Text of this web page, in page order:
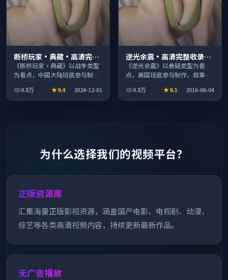
断桥玩家·典藏·高清完整
收录适合周末一口气刷完
《断桥玩家·典藏》以战争类型
为看点，中国大陆班底参与制
休闲时段观看。
9.8万 9.4 2024-12-01
逆光余震·高清完整收录适
合周末一口气刷完
《逆光余震》以悬疑类型为看
点，美国班底参与制作，叙事完
看。9.8万 9.1 2016-06-04
为什么选择我们的视频平台？
正版资源库
汇集海量正版影视资源，涵盖国产电影、电视剧、动漫、
综艺等各类高清视频内容，持续更新最新作品。
无广告播放